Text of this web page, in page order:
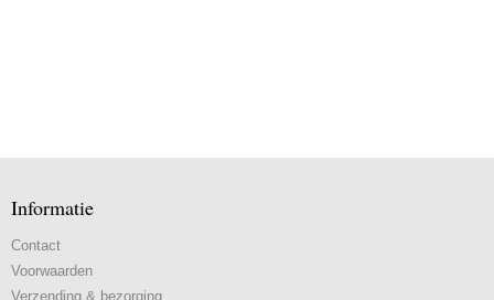
Informatie
Contact
Voorwaarden
Verzending & bezorging